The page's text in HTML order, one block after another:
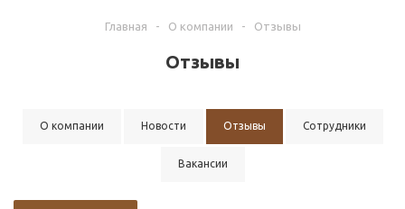
Главная - О компании - Отзывы
Отзывы
О компании Новости Отзывы Сотрудники
Вакансии